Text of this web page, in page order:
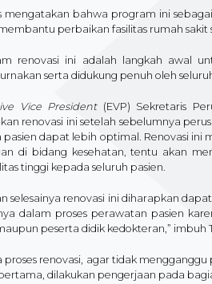
mengatakan bahwa program ini
perbaikan fasilitas rumah
renovasi ini adalah langkah awal
serta didukung penuh oleh
Vice President (EVP) Sekretaris
renovasi ini setelah sebelumnya
pasien dapat lebih optimal. Renovasi ini
di bidang kesehatan, tentu akan
tinggi kepada seluruh pasien.
selesainya renovasi ini diharapkan
dalam proses perawatan pasien
peserta didik kedokteran,” imbuh
proses renovasi, agar tidak
dilakukan pengerjaan pada